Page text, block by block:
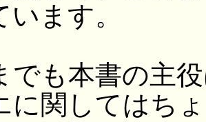
ます。
でも本書の主
に関してはち